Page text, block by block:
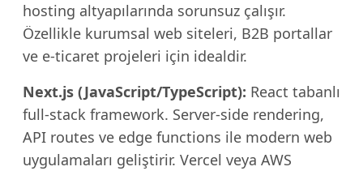
hosting altyapılarında sorunsuz çalışır.
Özellikle kurumsal web siteleri, B2B portallar
ve e-ticaret projeleri için idealdir.
Next.js (JavaScript/TypeScript): React tabanlı
full-stack framework. Server-side rendering,
API routes ve edge functions ile modern web
uygulamaları geliştirir. Vercel veya AWS